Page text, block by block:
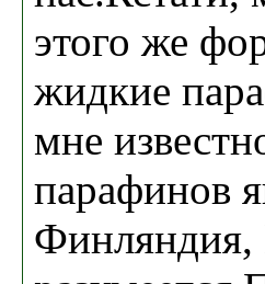
этого же
жидкие
мне
парафинов
Финляндия,